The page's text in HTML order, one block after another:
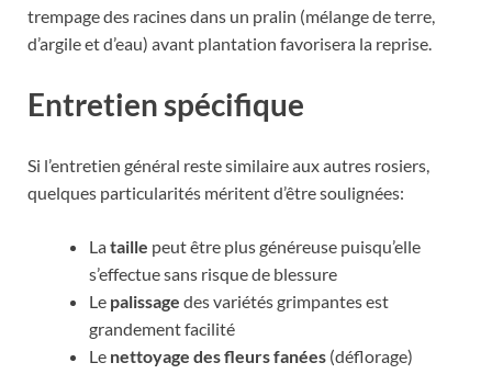
trempage des racines dans un pralin (mélange de terre,
d’argile et d’eau) avant plantation favorisera la reprise.
Entretien spécifique
Si l’entretien général reste similaire aux autres rosiers,
quelques particularités méritent d’être soulignées:
Lataille peut être plus généreuse puisqu’elle
s’effectue sans risque de blessure
Le palissage des variétés grimpantes est
grandement facilité
Le nettoyage des fleurs fanées (déflorage)